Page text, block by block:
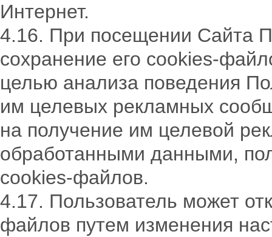
Интернет.
4.16. При посещении Сайта
сохранение его cookies-
целью анализа поведения
им целевых рекламных
на получение им целевой
обработанными данными,
cookies-файлов.
4.17. Пользователь может
файлов путем изменения